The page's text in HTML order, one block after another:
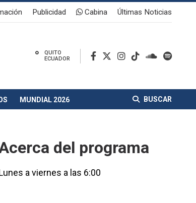
Publicidad Cabina Últimas Noticias
°
QUITO
ECUADOR
MUNDIAL 2026 BUSCAR
del programa
a viernes a las 6:00